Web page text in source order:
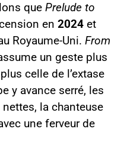
que Prelude to
en 2024 et
Royaume-Uni. From
un geste plus
celle de l’extase
y avance serré, les
la chanteuse
une ferveur de